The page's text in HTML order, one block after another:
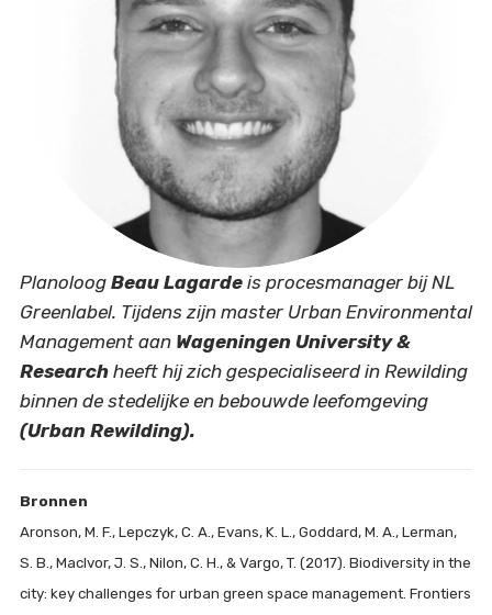
Planoloog Beau Lagardeis procesmanager bij NL
Greenlabel. Tijdens zijn master Urban Environmental
Management aan Wageningen University &
Research heeft hij zich gespecialiseerd in Rewilding
binnen de stedelijke en bebouwde leefomgeving
(Urban Rewilding).
Bronnen
Aronson, M. F., Lepczyk, C. A., Evans, K. L., Goddard, M. A., Lerman,
S. B., MacIvor, J. S., Nilon, C. H., & Vargo, T. (2017). Biodiversity in the
city: key challenges for urban green space management. Frontiers